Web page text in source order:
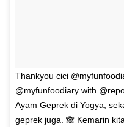
Thankyou cici
@myfunfoodiary with
Ayam Geprek di Yogya,
geprek juga. 🙈 Kemarin